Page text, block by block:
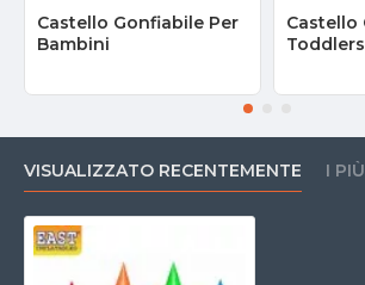
Castello Gonfiabile Per
Bambini
Castello
Toddlers
VISUALIZZATO RECENTEMENTE I